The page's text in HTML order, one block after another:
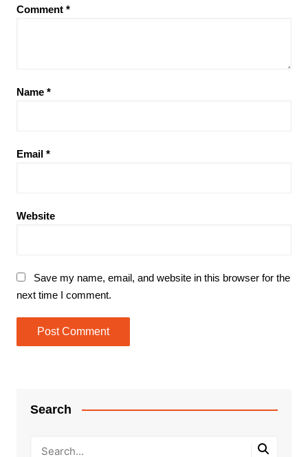
Comment *
Name *
Email *
Website
Save my name, email, and website in this browser for the
next time I comment.
Search